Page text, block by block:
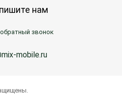
нам
звонок
mobile.ru